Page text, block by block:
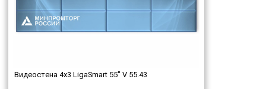
Видеостена 4x3 LigaSmart 55" V 55.43